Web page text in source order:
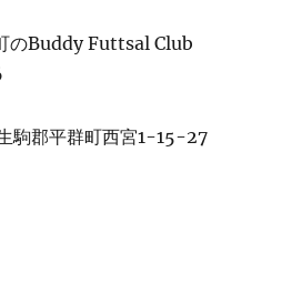
駒郡平群町西宮1-15-27